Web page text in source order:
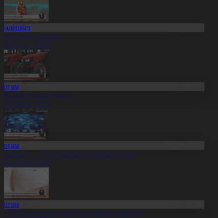
мен креатив
20:13
өндіріс өрледі
20:11
— ел дамуының қозғаушы күші
20:09
импортына уақытша тыйым салынды